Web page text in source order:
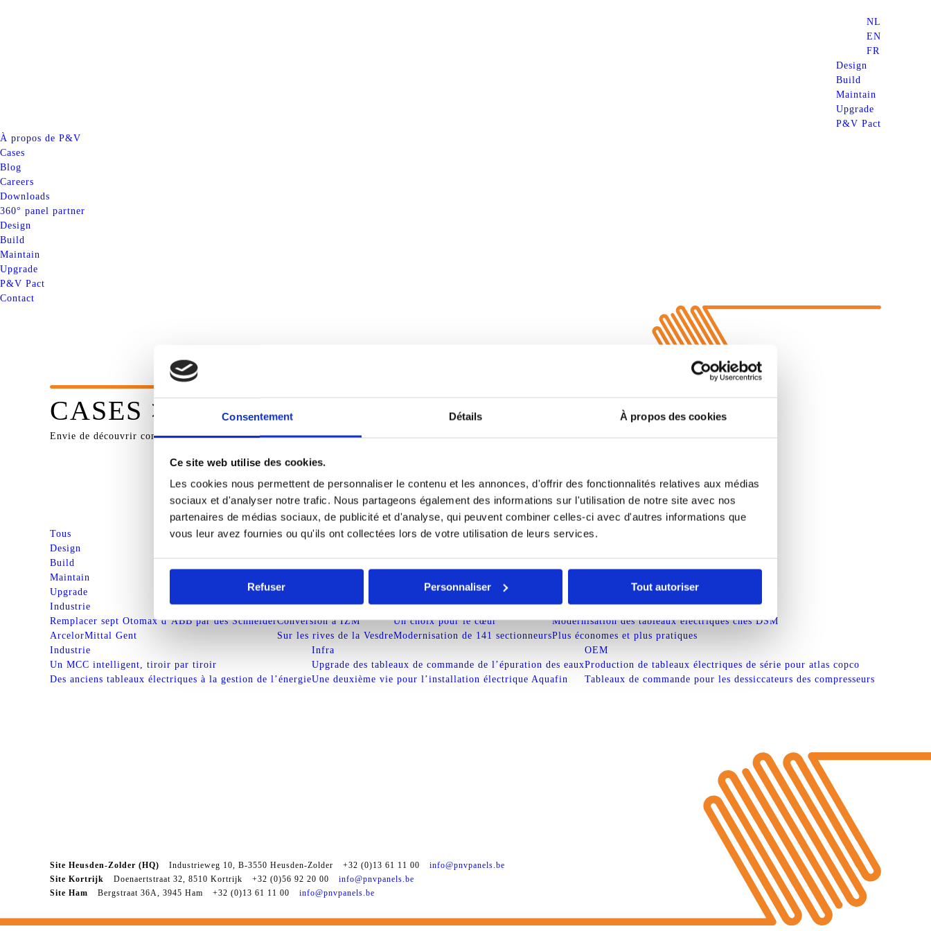
Consentement Détails À propos des cookies
Ce site web utilise des cookies.
Les cookies nous permettent de personnaliser le contenu et les annonces, d'offrir des fonctionnalités relatives aux médias
sociaux et d'analyser notre trafic. Nous partageons également des informations sur l'utilisation de notre site avec nos
partenaires de médias sociaux, de publicité et d'analyse, qui peuvent combiner celles-ci avec d'autres informations que
vous leur avez fournies ou qu'ils ont collectées lors de votre utilisation de leurs services.
Refuser Personnaliser Tout autoriser
J’autorise P&V Panels à traiter les données ci-dessus et à la conserver conformément à
ce que stipule ladéclaration de confidentialité.
NL
EN
FR
Design
Build
Maintain
Upgrade
P&V Pact
À propos de P&V
Cases
Blog
Careers
Downloads
360° panel partner
Design
Build
Maintain
Upgrade
P&V Pact
Contact
CASES > UPGRADE
Envie de découvrir comment notre longueur d’avance se traduit dans la pratique ? Voici un aperçu de la centaine de projets à notre actif.
Tous
Design
Build
Maintain
Upgrade
Industrie
Remplacer sept Otomax d’ABB par des Schneider
ArcelorMittal Gent
Industrie
Conversion à IZM
Sur les rives de la Vesdre
Industrie
Un choix pour le cœur
Modernisation de 141 sectionneurs
Industrie
Modernisation des tableaux électriques ches DSM
Plus économes et plus pratiques
Industrie
Un MCC intelligent, tiroir par tiroir
Des anciens tableaux électriques à la gestion de l’énergie
Infra
Upgrade des tableaux de commande de l’épuration des eaux
Une deuxième vie pour l’installation électrique Aquafin
OEM
Production de tableaux électriques de série pour atlas copco
Tableaux de commande pour les dessiccateurs des compresseurs
Site Heusden-Zolder (HQ) Industrieweg 10, B-3550 Heusden-Zolder +32 (0)13 61 11 00
info@pnvpanels.be
Site Kortrijk
Doenaertstraat 32, 8510 Kortrijk +32 (0)56 92 20 00
info@pnvpanels.be
Site Ham
Bergstraat 36A, 3945 Ham +32 (0)13 61 11 00 info@pnvpanels.be